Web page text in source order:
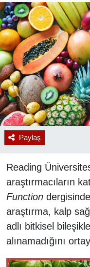
Paylaş
Reading
araştırmacıların
Function
araştırma, kalp
adlı bitkisel
alınamadığını